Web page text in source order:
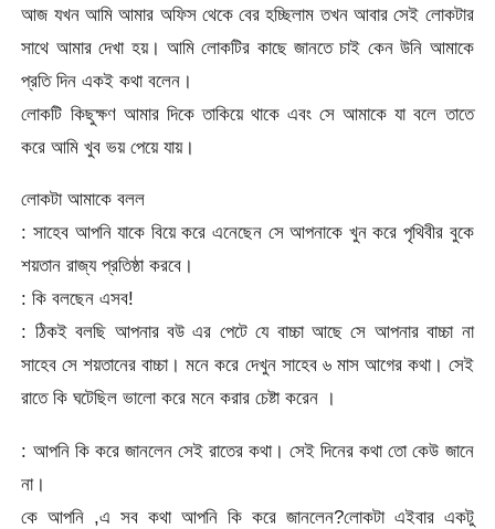
আজ যখন আমি আমার অফিস থেকে বের হচ্ছিলাম তখন আবার সেই লোকটার
সাথে আমার দেখা হয়। আমি লোকটির কাছে জানতে চাই কেন উনি আমাকে
প্রতি দিন একই কথা বলেন।
লোকটি কিছুক্ষণ আমার দিকে তাকিয়ে থাকে এবং সে আমাকে যা বলে তাতে
করে আমি খুব ভয় পেয়ে যায়।
লোকটা আমাকে বলল
: সাহেব আপনি যাকে বিয়ে করে এনেছেন সে আপনাকে খুন করে পৃথিবীর বুকে
শয়তান রাজ্য প্রতিষ্ঠা করবে।
: কি বলছেন এসব!
: ঠিকই বলছি আপনার বউ এর পেটে যে বাচ্চা আছে সে আপনার বাচ্চা না
সাহেব সে শয়তানের বাচ্চা। মনে করে দেখুন সাহেব ৬ মাস আগের কথা। সেই
রাতে কি ঘটেছিল ভালো করে মনে করার চেষ্টা করেন ।
: আপনি কি করে জানলেন সেই রাতের কথা। সেই দিনের কথা তো কেউ জানে
না।
কে আপনি ,এ সব কথা আপনি কি করে জানলেন?লোকটা এইবার একটু